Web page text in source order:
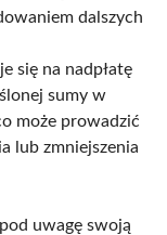
dalszych
się na nadpłatę
sumy w
może prowadzić
lub zmniejszenia
uwagę swoją